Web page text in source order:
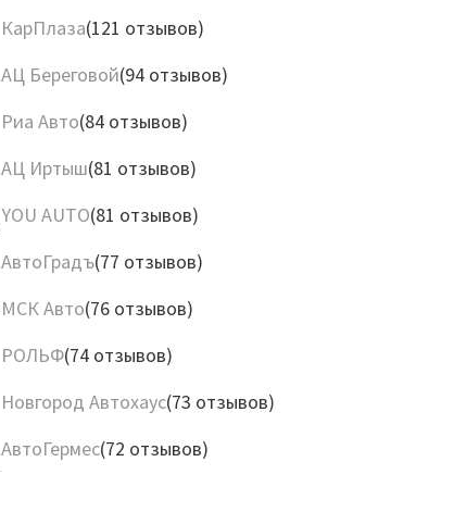
КарПлаза(121 отзывов)
АЦ Береговой(94 отзывов)
Риа Авто(84 отзывов)
АЦ Иртыш(81 отзывов)
YOU AUTO(81 отзывов)
АвтоГрадъ(77 отзывов)
МСК Авто(76 отзывов)
РОЛЬФ(74 отзывов)
Новгород Автохаус(73 отзывов)
АвтоГермес(72 отзывов)